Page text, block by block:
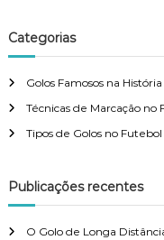
n
a
v
i
g
Categorias
Golos Famosos na
Técnicas de Marcação no
Tipos de Golos no Futebol
Publicações recentes
O Golo de Longa